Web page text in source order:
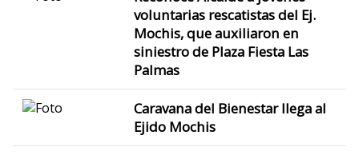
voluntarias rescatistas del Ej.
Mochis, que auxiliaron en
siniestro de Plaza Fiesta Las
Palmas
Caravana del Bienestar llega al
Ejido Mochis